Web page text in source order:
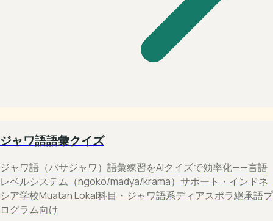
ジャワ語語彙クイズ
ジャワ語（バサジャワ）語彙練習をAIクイズで効率化——言語
レベルシステム（ngoko/madya/krama）サポート・インドネ
シア学校Muatan Lokal科目・ジャワ語系ディアスポラ継承語プ
ログラム向け